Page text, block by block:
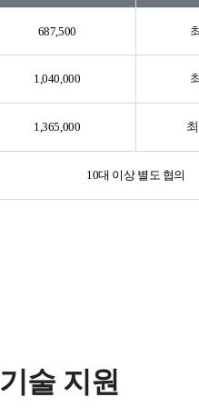
687,500
1,040,000
1,365,000
10대 이상 별도 협의
기술 지원